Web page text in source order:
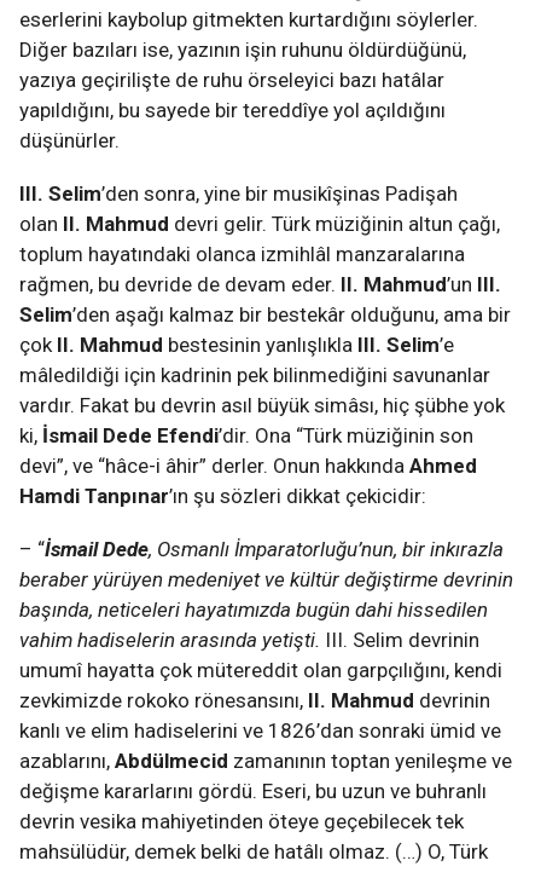
eserlerini kaybolup gitmekten kurtardığını söylerler.
Diğer bazıları ise, yazının işin ruhunu öldürdüğünü,
yazıya geçirilişte de ruhu örseleyici bazı hatâlar
yapıldığını, bu sayede bir tereddîye yol açıldığını
düşünürler.
III. Selim’den sonra, yine bir musikîşinas Padişah
olan II. Mahmud devri gelir. Türk müziğinin altun çağı,
toplum hayatındaki olanca izmihlâl manzaralarına
rağmen, bu devride de devam eder. II. Mahmud’un III.
Selim’den aşağı kalmaz bir bestekâr olduğunu, ama bir
çok II. Mahmud bestesinin yanlışlıkla III. Selim’e
mâledildiği için kadrinin pek bilinmediğini savunanlar
vardır. Fakat bu devrin asıl büyük simâsı, hiç şübhe yok
ki, İsmail Dede Efendi’dir. Ona “Türk müziğinin son
devi”, ve “hâce-i âhir” derler. Onun hakkında Ahmed
Hamdi Tanpınar’ın şu sözleri dikkat çekicidir:
– “İsmail Dede, Osmanlı İmparatorluğu’nun, bir inkırazla
beraber yürüyen medeniyet ve kültür değiştirme devrinin
başında, neticeleri hayatımızda bugün dahi hissedilen
vahim hadiselerin arasında yetişti. III. Selim devrinin
umumî hayatta çok mütereddit olan garpçılığını, kendi
zevkimizde rokoko rönesansını, II. Mahmud devrinin
kanlı ve elim hadiselerini ve 1826’dan sonraki ümid ve
azablarını, Abdülmecid zamanının toptan yenileşme ve
değişme kararlarını gördü. Eseri, bu uzun ve buhranlı
devrin vesika mahiyetinden öteye geçebilecek tek
mahsülüdür, demek belki de hatâlı olmaz. (…) O, Türk